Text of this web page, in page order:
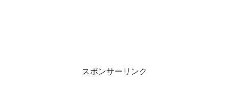
スポンサーリンク